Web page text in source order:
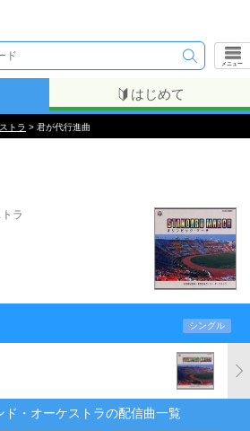
メニュー
はじめて
トラ > 君が代行進曲
ラ
シングル
ド・オーケストラの配信曲一覧